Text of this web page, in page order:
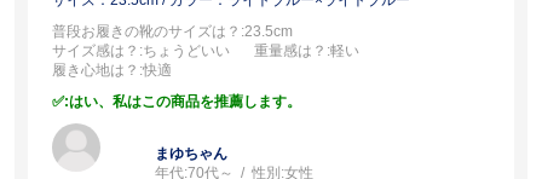
普段お履きの靴のサイズは？ :23.5cm
サイズ感は？ :ちょうどいい 重量感は？ :軽い
履き心地は？ :快適
:はい、私はこの商品を推薦します。
まゆちゃん
年代:70代～ 性別:女性